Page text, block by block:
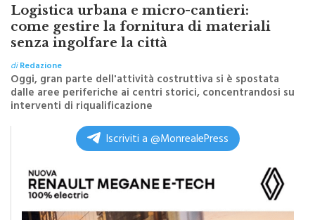
DALL'ITALIA E DAL MONDO
Logistica urbana e micro-cantieri:
come gestire la fornitura di materiali
senza ingolfare la città
diRedazione
Oggi, gran parte dell'attività costruttiva si è spostata
dalle aree periferiche ai centri storici, concentrandosi su
interventi di riqualificazione